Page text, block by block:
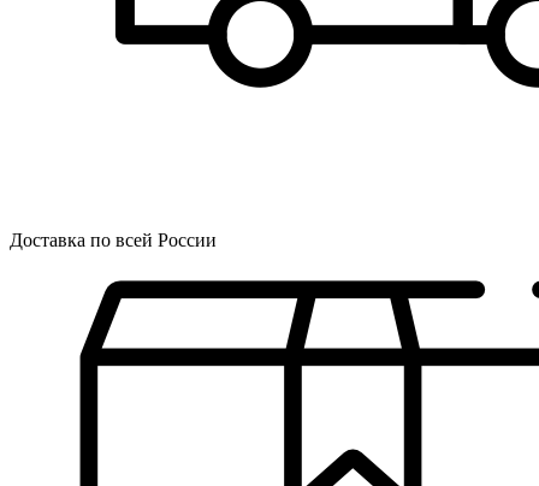
Доставка по всей России